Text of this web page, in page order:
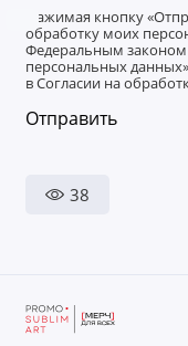
Нажимая кнопку
обработку моих
Федеральным законом
персональных
в Согласии на
Отправить
38